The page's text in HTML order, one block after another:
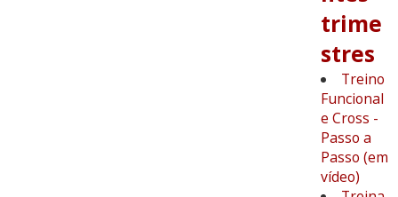
trime
stres
Treino
Funcional
e Cross -
Passo a
Passo (em
vídeo)